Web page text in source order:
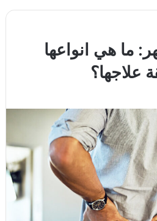
ما هي انواعها
علاجها؟